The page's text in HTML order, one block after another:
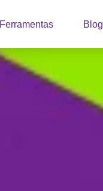
Ferramentas Blog